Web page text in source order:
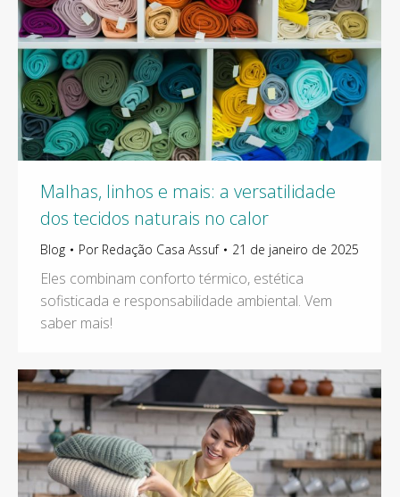
Malhas, linhos e mais: a versatilidade
dos tecidos naturais no calor
Blog Por Redação Casa Assuf 21 de janeiro de 2025
Eles combinam conforto térmico, estética
sofisticada e responsabilidade ambiental. Vem
saber mais!